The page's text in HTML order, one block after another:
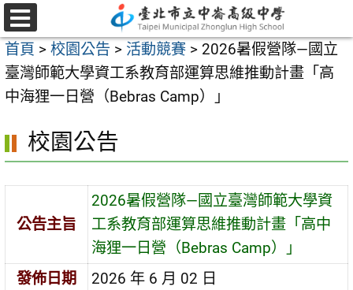
跳
至
主
要
內
區
選
單
首頁 > 校園公告 > 活動競賽 > 2026暑假營隊—國立
臺灣師範大學資工系教育部運算思維推動計畫「高
中海狸一日營（Bebras Camp）」
校園公告
公告主旨
2026暑假營隊—國立臺灣師範大學資
工系教育部運算思維推動計畫「高中
海狸一日營（Bebras Camp）」
發佈日期
2026 年 6 月 02 日